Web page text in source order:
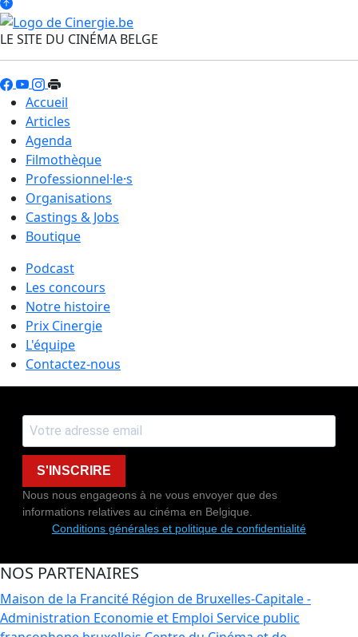
LE SITE DU CINÉMA BELGE
Accueil
Articles
Agenda
Filmothèque
Professionnel·le·s
Organisations
Castings & Jobs
Boutique
Podcast
Les concours
Notre histoire
Prix Cinergie
L'équipe
Contactez-nous
S'INSCRIRE
Nous nous engageons à ne vous envoyer que des
informations relatives au cinéma en Belgique.
Conditions générales et politique de confidentialité
NOS PARTENAIRES
Maison de la Francité Région de Bruxelles-Capitale -
Administration Economie et Emploi Service public